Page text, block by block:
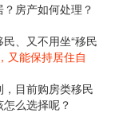
民、又不用坐“移民
又能保持居住自
目前购房类移民
么选择呢？